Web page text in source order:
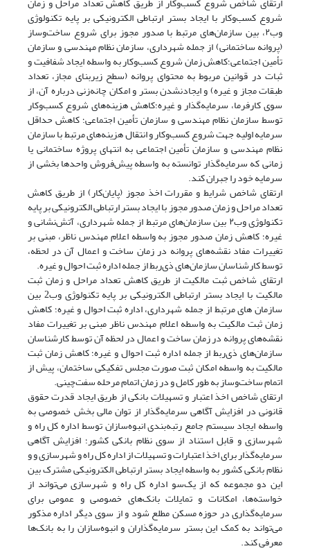
شروع کسب‌وکار با ایجاد بستر ارتباطی الکترونیکی بر پایه تکنولوژی
وب‌۲، بین سازمان‌های مرتبط با صدور مجوز برای شروع ساخت‌و‌ساز
(پروانه ساختمانی) از جمله شهرداری، سازمان نظام مهندسی و سازمان
تأمین اجتماعی؛کاهش زمان شروع کسب‌وکار به واسطه ایجاد شفافیت و
ثبات در قوانین مربوط به محتوای پروانه (سطح زیربنای مجاز، تعداد
طبقات مجاز و غیره) و ایجادنشدن بستر و امکان چانه‌زنی درباره آن، از
سوی کارفرما، سرمایه‌گذار و غیره؛کاهش هزینه‌های شروع کسب‌وکار
توسط سازمان نظام مهندسی و سازمان تأمین اجتماعی؛ کاهش حداقل
سرمایه اولیه جهت شروع کسب‌وکار و انتقال هزینه‌های مرتبط با سازمان
نظام مهندسی و سازمان تأمین اجتماعی به انتهای پروژه ساختمانی یا
زمانی که سرمایه‌گذار توانسته به واسطه پیش‌فروش واحدها بخشی از
سرمایه خود را جبران کند.
ارتقای شاخص شرایط و مقررات اخذ مجوز (پایان‌کار) از طریق کاهش
تعداد مراحل و زمان صدور مجوز با ایجاد بستر ارتباطی الکترونیکی بر پایه
تکنولوژی وب۲ بین سازمان‌های مرتبط از جمله شهرداری، آتش‌نشانی و
غیره؛ کاهش زمان صدور مجوز به واسطه اعلام مهندس ناظر، مبنی بر
تغییرات مفاد نقشه‌های پروانه در زمان ساخت و اعمال آن در لحظه،
توسط کارشناسان سازمان‌های ذی‌ربط از جمله اداره ثبت احوال و غیره.
ارتقای شاخص ثبت مالکیت از طریق کاهش تعداد مراحل و زمان ثبت
مالکیت با ایجاد بستر ارتباطی الکترونیکی بر پایه تکنولوژی وب2 بین
سازمان های مرتبط از جمله شهرداری، اداره ثبت احوال و غیره؛ کاهش
زمان ثبت مالکیت به واسطه اعلام مهندس ناظر مبنی بر تغییرات مفاد
نقشه‌های پروانه در زمان ساخت و اعمال در لحظه آن توسط کارشناسان
سازمان‌های ذی‌ربط از جمله اداره ثبت احوال و غیره؛ کاهش زمان ثبت
مالکیت به واسطه امکان ثبت صورت مجلس تفکیکی ساختمان، پیش از
اتمام ساخت‌و‌ساز به طور کامل و در زمان اتمام مرحله سفت‌چینی.
ارتقای شاخص اخذ اعتبار و تسهیلات بانکی از طریق ایجاد قدرت حقوق
قانونی در افزایش آگاهی سرمایه‌گذار از توان مالی بخش خصوصی به
واسطه ایجاد سیستم جامع رتبه‌بندی انبوه‌سازان توسط اداره کل راه و
شهرسازی و قابل استناد از سوی نظام بانکی کشور؛ افزایش آگاهی
سرمایه‌گذار برای اخذ اعتبارات و تسهیلات از اداره کل راه و شهرسازی و و
نظام بانکی کشور به واسطه ایجاد بستر ارتباطی الکترونیکی مشترک بین
این دو مجموعه که از یک‌سو اداره کل راه و شهرسازی می‌تواند از
خواسته‌ها، امکانات و تمایلات بانک‌های خصوصی و عمومی برای
سرمایه‌گذاری در حوزه مسکن مطلع شود و از سوی دیگر اداره مذکور
می‌تواند به کمک این بستر سرمایه‌گذاران و انبوه‌سازان را به بانک‌ها
معرفی کند.